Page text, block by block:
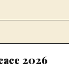
2026